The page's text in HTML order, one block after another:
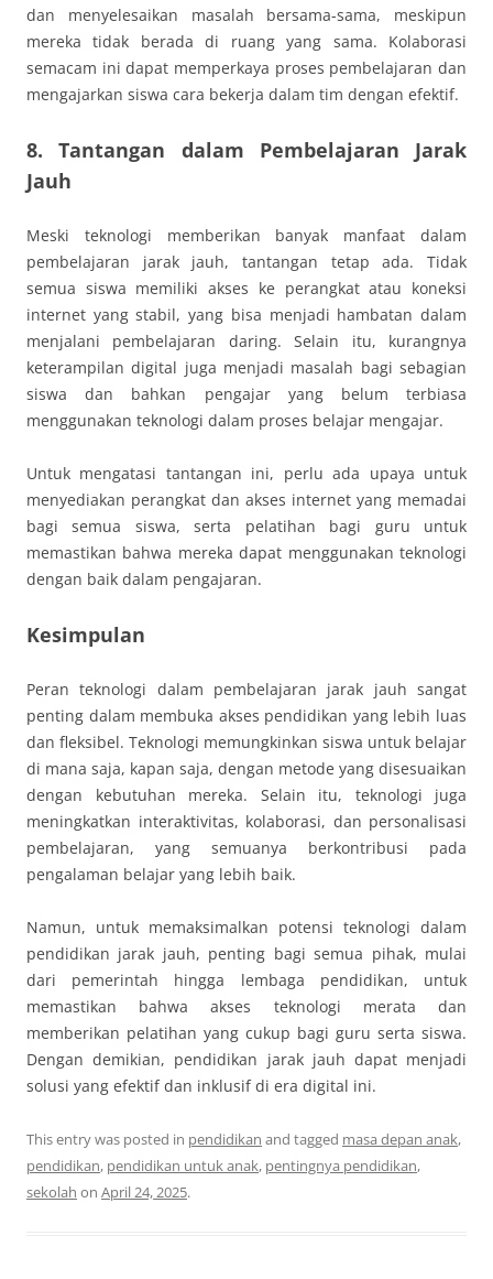
dan menyelesaikan masalah bersama-sama, meskipun
mereka tidak berada di ruang yang sama. Kolaborasi
semacam ini dapat memperkaya proses pembelajaran dan
mengajarkan siswa cara bekerja dalam tim dengan efektif.
8. Tantangan dalam Pembelajaran Jarak
Jauh
Meski teknologi memberikan banyak manfaat dalam
pembelajaran jarak jauh, tantangan tetap ada. Tidak
semua siswa memiliki akses ke perangkat atau koneksi
internet yang stabil, yang bisa menjadi hambatan dalam
menjalani pembelajaran daring. Selain itu, kurangnya
keterampilan digital juga menjadi masalah bagi sebagian
siswa dan bahkan pengajar yang belum terbiasa
menggunakan teknologi dalam proses belajar mengajar.
Untuk mengatasi tantangan ini, perlu ada upaya untuk
menyediakan perangkat dan akses internet yang memadai
bagi semua siswa, serta pelatihan bagi guru untuk
memastikan bahwa mereka dapat menggunakan teknologi
dengan baik dalam pengajaran.
Kesimpulan
Peran teknologi dalam pembelajaran jarak jauh sangat
penting dalam membuka akses pendidikan yang lebih luas
dan fleksibel. Teknologi memungkinkan siswa untuk belajar
di mana saja, kapan saja, dengan metode yang disesuaikan
dengan kebutuhan mereka. Selain itu, teknologi juga
meningkatkan interaktivitas, kolaborasi, dan personalisasi
pembelajaran, yang semuanya berkontribusi pada
pengalaman belajar yang lebih baik.
Namun, untuk memaksimalkan potensi teknologi dalam
pendidikan jarak jauh, penting bagi semua pihak, mulai
dari pemerintah hingga lembaga pendidikan, untuk
memastikan bahwa akses teknologi merata dan
memberikan pelatihan yang cukup bagi guru serta siswa.
Dengan demikian, pendidikan jarak jauh dapat menjadi
solusi yang efektif dan inklusif di era digital ini.
This entry was posted in pendidikan and tagged masa depan anak,
pendidikan, pendidikan untuk anak, pentingnya pendidikan,
sekolah on April 24, 2025.